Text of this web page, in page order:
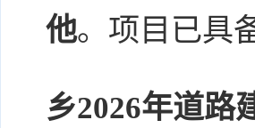
他。项目已具
乡2026年道路